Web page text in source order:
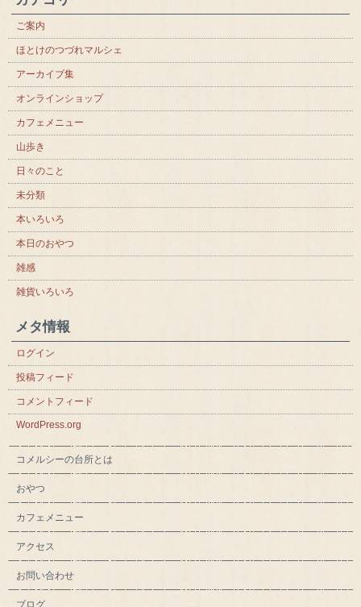
ご案内
ほとけのつづれマルシェ
アーカイブ集
オンラインショップ
カフェメニュー
山歩き
日々のこと
未分類
本いろいろ
本日のおやつ
雑感
雑貨いろいろ
メタ情報
ログイン
投稿フィード
コメントフィード
WordPress.org
コメルシーの台所とは
おやつ
カフェメニュー
アクセス
お問い合わせ